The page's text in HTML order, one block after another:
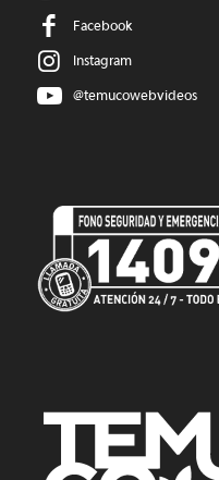
Facebook
Instagram
@temucowebvideos